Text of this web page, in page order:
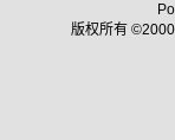
版权所有